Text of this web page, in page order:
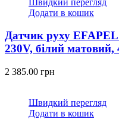
Додати в кошик
Датчик руху
230V, білий матовий,
2 385.00 грн
Швидкий перегляд
Додати в кошик